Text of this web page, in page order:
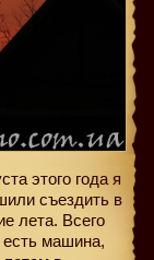
этого года я
съездить в
лета. Всего
машина,